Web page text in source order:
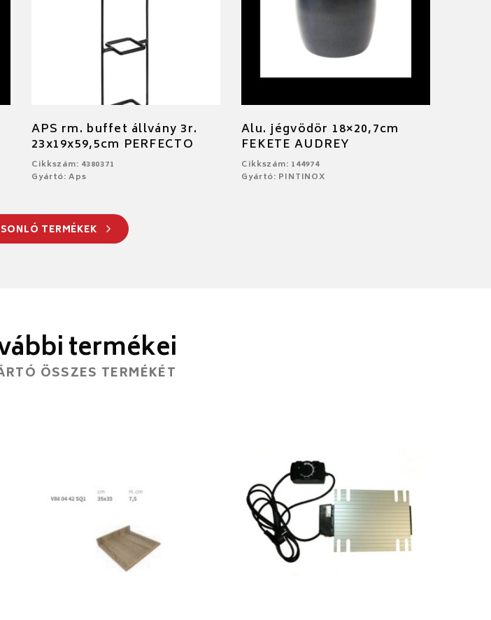
APS rm. buffet állvány 3r.
23x19x59,5cm PERFECTO
Cikkszám: 4380371
Gyártó: Aps
Alu. jégvödör 18×20,7cm
FEKETE AUDREY
Cikkszám: 144974
Gyártó: PINTINOX
TERMÉKEK
termékei
ÖSSZES TERMÉKÉT